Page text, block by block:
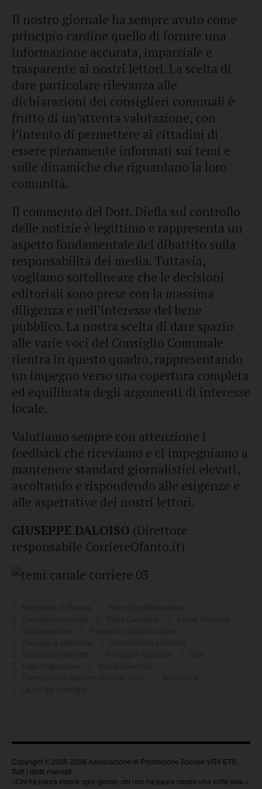
Il nostro giornale ha sempre avuto come
principio cardine quello di fornire una
informazione accurata, imparziale e
trasparente ai nostri lettori. La scelta di
dare particolare rilevanza alle
dichiarazioni dei consiglieri comunali è
frutto di un’attenta valutazione, con
l’intento di permettere ai cittadini di
essere pienamente informati sui temi e
sulle dinamiche che riguardano la loro
comunità.
Il commento del Dott. Diella sul controllo
delle notizie è legittimo e rappresenta un
aspetto fondamentale del dibattito sulla
responsabilità dei media. Tuttavia,
vogliamo sottolineare che le decisioni
editoriali sono prese con la massima
diligenza e nell’interesse del bene
pubblico. La nostra scelta di dare spazio
alle varie voci del Consiglio Comunale
rientra in questo quadro, rappresentando
un impegno verso una copertura completa
ed equilibrata degli argomenti di interesse
locale.
Valutiamo sempre con attenzione i
feedback che riceviamo e ci impegniamo a
mantenere standard giornalistici elevati,
ascoltando e rispondendo alle esigenze e
alle aspettative dei nostri lettori.
GIUSEPPE DALOISO (Direttore
responsabile CorriereOfanto.it)
Copyright © 2005-2026 Associazione di Promozione Sociale VITA ETS.
Tutti i diritti riservati.
«Chi ha paura muore ogni giorno, chi non ha paura muore una volta sola.»